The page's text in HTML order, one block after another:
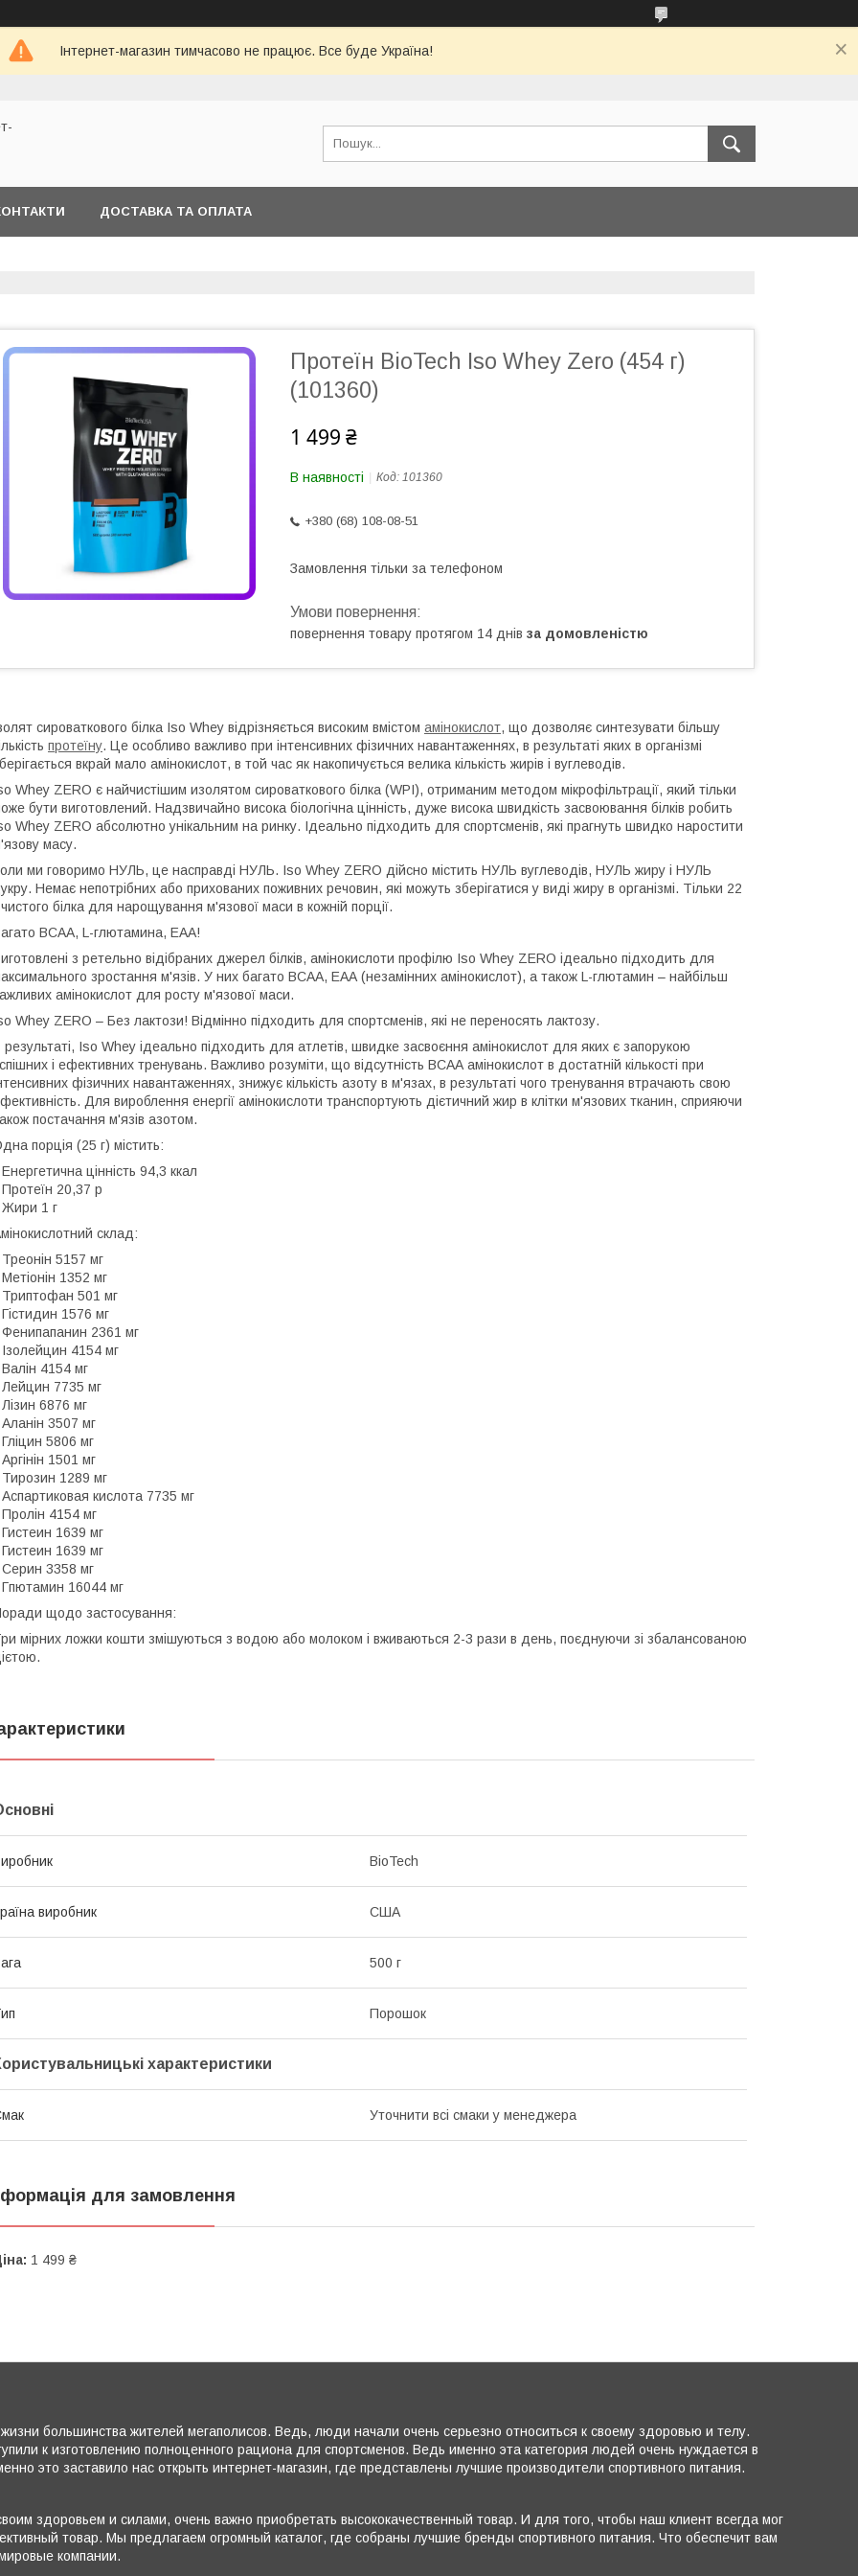
Інтернет-магазин тимчасово не працює. Все буде Україна!
ДОСТАВКА ТА ОПЛАТА
Протеїн BioTech Iso Whey Zero (454 г)
(101360)
1 499 ₴
В наявності Код: 101360
+380 (68) 108-08-51
Замовлення тільки за телефоном
повернення товару протягом 14 днів за домовленістю
сироваткового білка Iso Whey відрізняється високим вмістом амінокислот, що дозволяє синтезувати більшу
протеїну. Це особливо важливо при інтенсивних фізичних навантаженнях, в результаті яких в організмі
вкрай мало амінокислот, в той час як накопичується велика кількість жирів і вуглеводів.
Whey ZERO є найчистішим изолятом сироваткового білка (WPI), отриманим методом мікрофільтрації, який тільки
бути виготовлений. Надзвичайно висока біологічна цінність, дуже висока швидкість засвоювання білків робить
Whey ZERO абсолютно унікальним на ринку. Ідеально підходить для спортсменів, які прагнуть швидко наростити
масу.
ми говоримо НУЛЬ, це насправді НУЛЬ. Iso Whey ZERO дійсно містить НУЛЬ вуглеводів, НУЛЬ жиру і НУЛЬ
Немає непотрібних або прихованих поживних речовин, які можуть зберігатися у виді жиру в організмі. Тільки 22
чистого білка для нарощування м'язової маси в кожній порції.
ВСАА, L-глютамина, ЕАА!
з ретельно відібраних джерел білків, амінокислоти профілю Iso Whey ZERO ідеально підходить для
зростання м'язів. У них багато ВСАА, ЕАА (незамінних амінокислот), а також L-глютамин – найбільш
амінокислот для росту м'язової маси.
Whey ZERO – Без лактози! Відмінно підходить для спортсменів, які не переносять лактозу.
результаті, Iso Whey ідеально підходить для атлетів, швидке засвоєння амінокислот для яких є запорукою
і ефективних тренувань. Важливо розуміти, що відсутність ВСАА амінокислот в достатній кількості при
фізичних навантаженнях, знижує кількість азоту в м'язах, в результаті чого тренування втрачають свою
Для вироблення енергії амінокислоти транспортують дієтичний жир в клітки м'язових тканин, сприяючи
постачання м'язів азотом.
порція (25 г) містить:
Енергетична цінність 94,3 ккал
Протеїн 20,37 р
Жири 1 г
склад:
Треонін 5157 мг
Метіонін 1352 мг
Триптофан 501 мг
Гістидин 1576 мг
Фенипапанин 2361 мг
Ізолейцин 4154 мг
Валін 4154 мг
Лейцин 7735 мг
Лізин 6876 мг
Аланін 3507 мг
Гліцин 5806 мг
Аргінін 1501 мг
Тирозин 1289 мг
Аспартиковая кислота 7735 мг
Пролін 4154 мг
Гистеин 1639 мг
Гистеин 1639 мг
Серин 3358 мг
Гпютамин 16044 мг
щодо застосування:
мірних ложки кошти змішуються з водою або молоком і вживаються 2-3 рази в день, поєднуючи зі збалансованою
BioTech
виробник США
500 г
Порошок
характеристики
Уточнити всі смаки у менеджера
для замовлення
1 499 ₴
большинства жителей мегаполисов. Ведь, люди начали очень серьезно относиться к своему здоровью и телу.
к изготовлению полноценного рациона для спортсменов. Ведь именно эта категория людей очень нуждается в
это заставило нас открыть интернет-магазин, где представлены лучшие производители спортивного питания.
здоровьем и силами, очень важно приобретать высококачественный товар. И для того, чтобы наш клиент всегда мог
товар. Мы предлагаем огромный каталог, где собраны лучшие бренды спортивного питания. Что обеспечит вам
компании.